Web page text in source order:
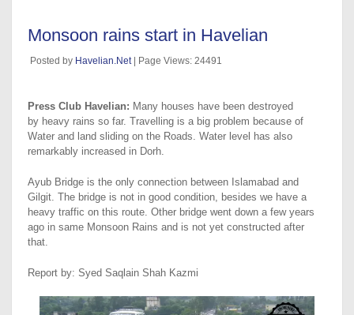
Monsoon rains start in Havelian
Posted by Havelian.Net| Page Views: 24491
Press Club Havelian: Many houses have been destroyed
by heavy rains so far. Travelling is a big problem because of
Water and land sliding on the Roads. Water level has also
remarkably increased in Dorh.
Ayub Bridge is the only connection between Islamabad and
Gilgit. The bridge is not in good condition, besides we have a
heavy traffic on this route. Other bridge went down a few years
ago in same Monsoon Rains and is not yet constructed after
that.
Report by: Syed Saqlain Shah Kazmi